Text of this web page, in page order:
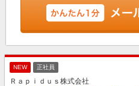
NEW 正社員
Ｒａｐｉｄｕｓ株式会社